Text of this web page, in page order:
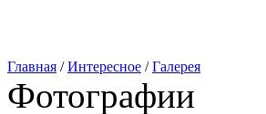
Главная /Интересное /Галерея
Фотографии